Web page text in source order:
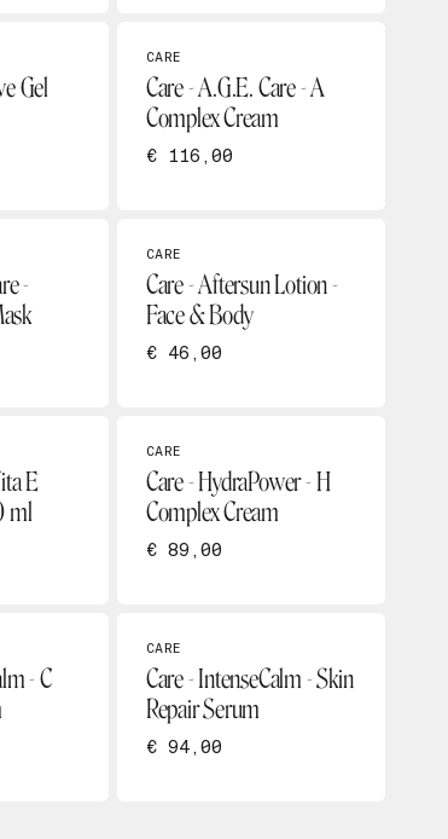
Gel
CARE
Care - A.G.E. Care - A
Complex Cream
€ 116,00
-
CARE
Care - Aftersun Lotion -
Face & Body
€ 46,00
E
ml
CARE
Care - HydraPower - H
Complex Cream
€ 89,00
- C
CARE
Care - IntenseCalm - Skin
Repair Serum
€ 94,00